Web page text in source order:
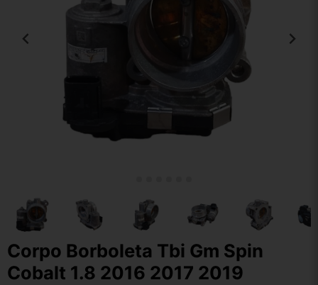
Corpo Borboleta Tbi Gm Spin
Cobalt 1.8 2016 2017 2019